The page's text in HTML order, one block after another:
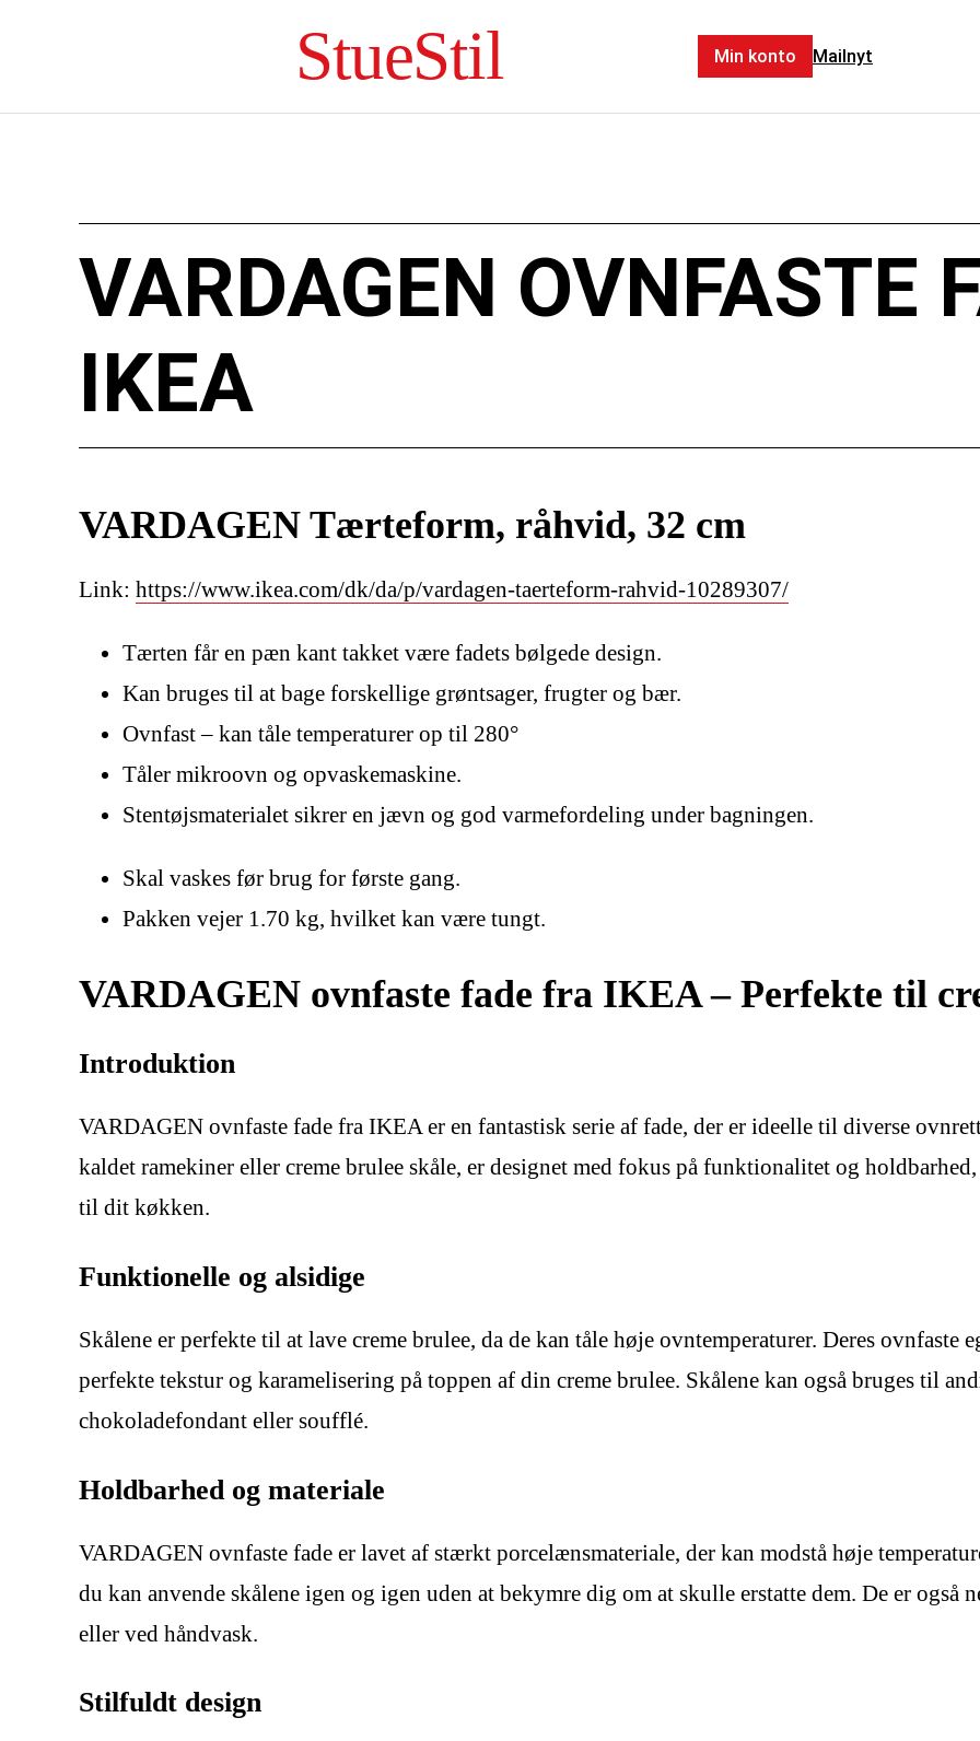
StueStil Min konto Mailnyt
VARDAGEN OVNFASTE
IKEA
VARDAGEN Tærteform, råhvid, 32 cm
Link: https://www.ikea.com/dk/da/p/vardagen-taerteform-rahvid-10289307/
Tærten får en pæn kant takket være fadets bølgede design.
Kan bruges til at bage forskellige grøntsager, frugter og bær.
Ovnfast – kan tåle temperaturer op til 280°
Tåler mikroovn og opvaskemaskine.
Stentøjsmaterialet sikrer en jævn og god varmefordeling under bagningen.
Skal vaskes før brug for første gang.
Pakken vejer 1.70 kg, hvilket kan være tungt.
VARDAGEN ovnfaste fade fra IKEA – Perfekte til
Introduktion
VARDAGEN ovnfaste fade fra IKEA er en fantastisk serie af fade, der er ideelle til diverse
kaldet ramekiner eller creme brulee skåle, er designet med fokus på funktionalitet og
til dit køkken.
Funktionelle og alsidige
Skålene er perfekte til at lave creme brulee, da de kan tåle høje ovntemperaturer. Deres ovnfaste
perfekte tekstur og karamelisering på toppen af din creme brulee. Skålene kan også bruges til
chokoladefondant eller soufflé.
Holdbarhed og materiale
VARDAGEN ovnfaste fade er lavet af stærkt porcelænsmateriale, der kan modstå høje
du kan anvende skålene igen og igen uden at bekymre dig om at skulle erstatte dem. De er også
eller ved håndvask.
Stilfuldt design